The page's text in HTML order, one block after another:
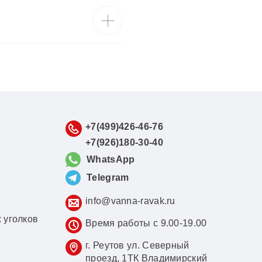
+7(499)426-46-76
+7(926)180-30-40
WhatsApp
Telegram
info@vanna-ravak.ru
Время работы с 9.00-19.00
г. Реутов ул. Северный
проезд, 1ТК Владимирский